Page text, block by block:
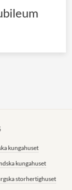
kungahuset
kungahuset
storhertighuset